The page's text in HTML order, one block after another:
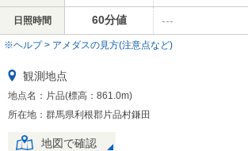
日照時間 60分値 ---
※ヘルプ > アメダスの見方(注意点など)
観測地点
地点名：片品(標高：861.0m)
所在地：群馬県利根郡片品村鎌田
地図で確認